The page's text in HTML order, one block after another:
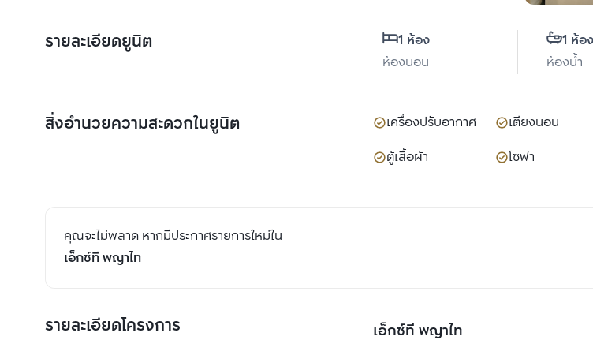
รายละเอียดยูนิต
1 ห้อง
ห้องนอน
1 ห้อง
ห้องน้ำ
สิ่งอำนวยความสะดวกในยูนิต เครื่องปรับอากาศ
เตียงนอน
ตู้เสื้อผ้า
โซฟา
คุณจะไม่พลาด หากมีประกาศรายการใหม่ใน
เอ็กซ์ที พญาไท
รายละเอียดโครงการ เอ็กซ์ที พญาไท